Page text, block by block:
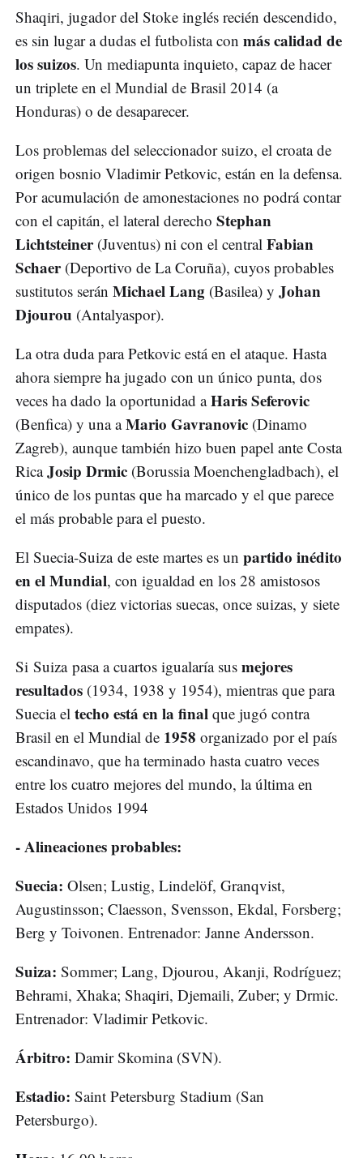
Shaqiri, jugador del Stoke inglés recién descendido,
es sin lugar a dudas el futbolista con más calidad de
los suizos. Un mediapunta inquieto, capaz de hacer
un triplete en el Mundial de Brasil 2014 (a
Honduras) o de desaparecer.
Los problemas del seleccionador suizo, el croata de
origen bosnio Vladimir Petkovic, están en la defensa.
Por acumulación de amonestaciones no podrá contar
con el capitán, el lateral derecho Stephan
Lichtsteiner(Juventus) ni con el central Fabian
Schaer (Deportivo de La Coruña), cuyos probables
sustitutos serán Michael Lang (Basilea) y Johan
Djourou (Antalyaspor).
La otra duda para Petkovic está en el ataque. Hasta
ahora siempre ha jugado con un único punta, dos
veces ha dado la oportunidad aHaris Seferovic
(Benfica) y una aMario Gavranovic (Dinamo
Zagreb), aunque también hizo buen papel ante Costa
RicaJosip Drmic (Borussia Moenchengladbach), el
único de los puntas que ha marcado y el que parece
el más probable para el puesto.
El Suecia-Suiza de este martes es un partido inédito
en el Mundial, con igualdad en los 28 amistosos
disputados (diez victorias suecas, once suizas, y siete
empates).
Si Suiza pasa a cuartos igualaría sus mejores
resultados (1934, 1938 y 1954), mientras que para
Suecia el techo está en la final que jugó contra
Brasil en el Mundial de 1958 organizado por el país
escandinavo, que ha terminado hasta cuatro veces
entre los cuatro mejores del mundo, la última en
Estados Unidos 1994
- Alineaciones probables:
Suecia: Olsen; Lustig, Lindelöf, Granqvist,
Augustinsson; Claesson, Svensson, Ekdal, Forsberg;
Berg y Toivonen. Entrenador: Janne Andersson.
Suiza: Sommer; Lang, Djourou, Akanji, Rodríguez;
Behrami, Xhaka; Shaqiri, Djemaili, Zuber; y Drmic.
Entrenador: Vladimir Petkovic.
Árbitro: Damir Skomina (SVN).
Estadio: Saint Petersburg Stadium (San
Petersburgo).